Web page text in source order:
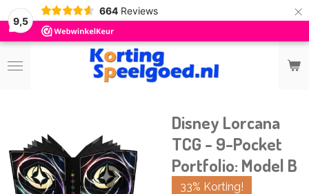
9,5
664 Reviews ×
Disney Lorcana
TCG - 9-Pocket
Portfolio: Model B
33% Korting!